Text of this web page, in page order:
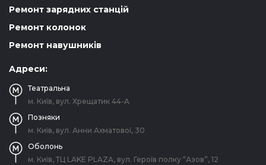
Ремонт зарядних станцій
Ремонт колонок
Ремонт навушників
Адреси:
Театральна
м. Київ, вул. Хрещатик 44-A
Позняки
м. Київ, вул. Анни Ахматової, 30
Оболонь
м. Київ, ТЦ LAKE PLAZA, вул. Героїв полку “Азов”, 12